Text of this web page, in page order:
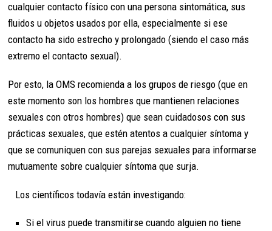
cualquier contacto físico con una persona sintomática, sus
fluidos u objetos usados por ella, especialmente si ese
contacto ha sido estrecho y prolongado (siendo el caso más
extremo el contacto sexual).
Por esto, la OMS recomienda a los grupos de riesgo (que en
este momento son los hombres que mantienen relaciones
sexuales con otros hombres) que sean cuidadosos con sus
prácticas sexuales, que estén atentos a cualquier síntoma y
que se comuniquen con sus parejas sexuales para informarse
mutuamente sobre cualquier síntoma que surja.
Los científicos todavía están investigando:
Si el virus puede transmitirse cuando alguien no tiene